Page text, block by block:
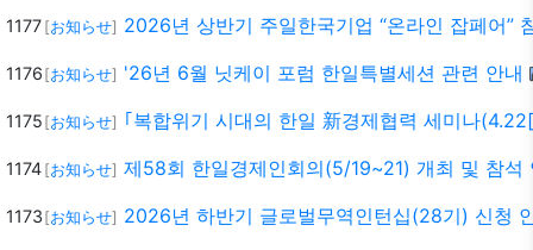
1177 [お知らせ] 2026년 상반기 주일한국기업 “온라인 잡페어”
1176 [お知らせ] '26년 6월 닛케이 포럼 한일특별세션 관련 안내
1175 [お知らせ] ｢복합위기 시대의 한일 新경제협력 세미나
1174 [お知らせ] 제58회 한일경제인회의(5/19~21) 개최 및 참석
1173 [お知らせ] 2026년 하반기 글로벌무역인턴십(28기) 신청